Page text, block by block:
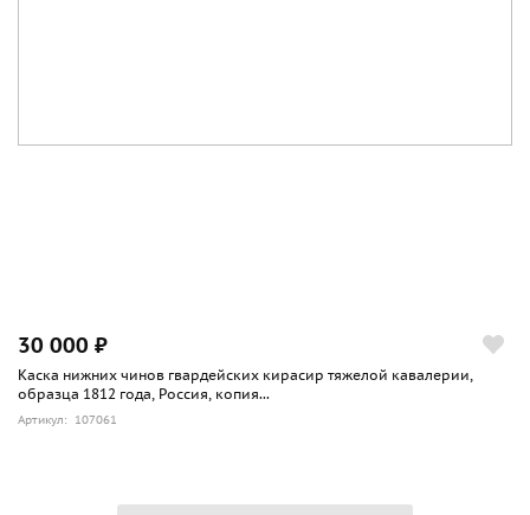
30 000 ₽
Каска нижних чинов гвардейских кирасир тяжелой кавалерии,
образца 1812 года, Россия, копия...
Артикул: 107061